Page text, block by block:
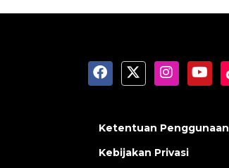
Ketentuan Penggunaan
Kebijakan Privasi